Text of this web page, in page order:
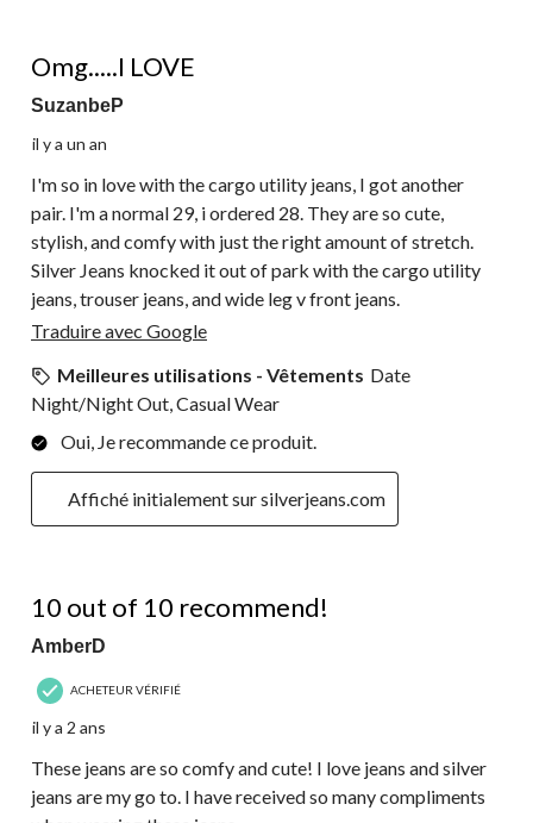
Omg.....I LOVE
SuzanbeP
il y a un an
I'm so in love with the cargo utility jeans, I got another
pair. I'm a normal 29, i ordered 28. They are so cute,
stylish, and comfy with just the right amount of stretch.
Silver Jeans knocked it out of park with the cargo utility
jeans, trouser jeans, and wide leg v front jeans.
Traduire avec Google
Meilleures utilisations - Vêtements Date
Night/Night Out, Casual Wear
Oui, Je recommande ce produit.
Affiché initialement sur silverjeans.com
10 out of 10 recommend!
AmberD
ACHETEUR VÉRIFIÉ
il y a 2 ans
These jeans are so comfy and cute! I love jeans and silver
jeans are my go to. I have received so many compliments